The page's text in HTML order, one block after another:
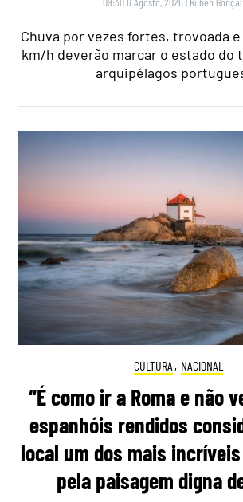
Chuva por vezes fortes, trovoada e
km/h deverão marcar o estado do
arquipélagos
CULTURA , NACIONAL
“É como ir a Roma e não
espanhóis rendidos
local um dos mais
pela paisagem digna